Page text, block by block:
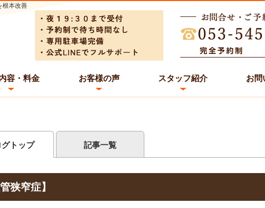
根本改善
容・料金 お客様の声 スタッフ紹介 お問
グトップ 記事一覧
狭窄症】